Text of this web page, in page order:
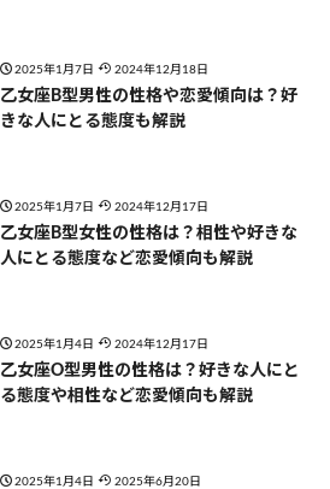
2025年1月7日 2024年12月18日
乙女座B型男性の性格や恋愛傾向は？好
きな人にとる態度も解説
2025年1月7日 2024年12月17日
乙女座B型女性の性格は？相性や好きな
人にとる態度など恋愛傾向も解説
2025年1月4日 2024年12月17日
乙女座O型男性の性格は？好きな人にと
る態度や相性など恋愛傾向も解説
2025年1月4日 2025年6月20日